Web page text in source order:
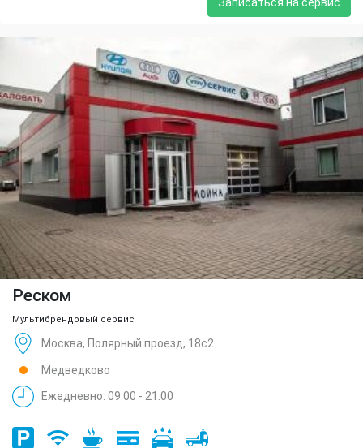
Реском
Мультибрендовый сервис
Москва, Полярный проезд, 18с2
Медведково
Ежедневно: 09:00 - 21:00